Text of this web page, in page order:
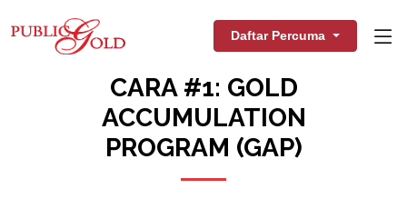
Daftar Percuma
CARA #1: GOLD
ACCUMULATION
PROGRAM (GAP)